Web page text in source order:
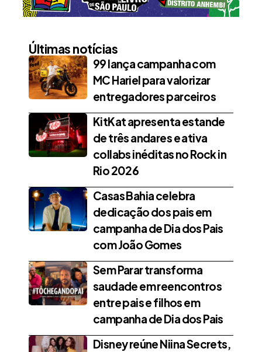
Últimas notícias
99 lança campanha com
MC Hariel para valorizar
entregadores parceiros
KitKat apresenta estande
de três andares e ativa
collabs inéditas no Rock in
Rio 2026
Casas Bahia celebra
dedicação dos pais em
campanha de Dia dos Pais
com João Gomes
Sem Parar transforma
saudade em reencontros
entre pais e filhos em
campanha de Dia dos Pais
Disney reúne Niina Secrets,